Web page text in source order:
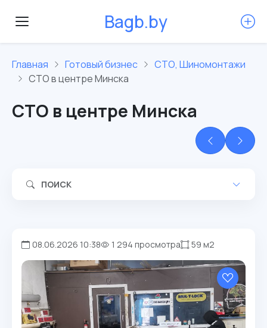
Bagb.by
Главная Готовый бизнес
СТО, Шиномонтажи
СТО в центре Минска
СТО в центре Минска
ПОИСК
08.06.2026 10:38 1 294 просмотра 59 м2